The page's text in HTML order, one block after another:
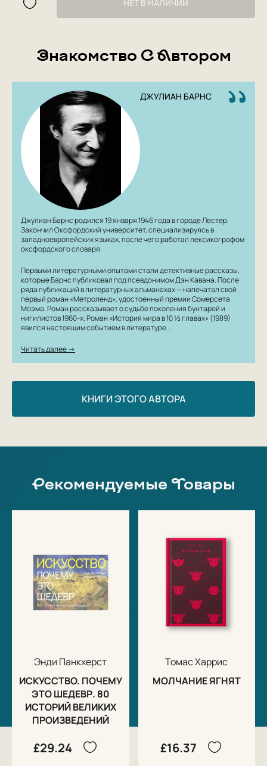
приглашающих читателя проследить путь
традиционно присуще прозе Барнса: великолепное
чувство стиля, виртуозное равновесие едкой иронии и
утонченного лиризма, сарказма на грани цинизма и
веселого озорства. Но еще это собрание тонких,
остроумных и порой неожиданных наблюдений,
дарящих не только литературное удовольствие, но и
богатую пищу для ума.
НЕТ В НАЛИЧИИ
Знакомство С Автором
ДЖУЛИАН БАРНС
Джулиан Барнс родился 19 января 1946 года в городе Лестер.
Закончил Оксфордский университет, специализируясь в
западноевропейских языках, после чего работал лексикографом
оксфордского словаря.
Первыми литературными опытами стали детективные рассказы,
которые Барнс публиковал под псевдонимом Дэн Кавана. После
ряда публикаций в литературных альманахах — напечатал свой
первый роман «Метроленд», удостоенный премии Сомерсета
Моэма. Роман рассказывает о судьбе поколения бунтарей и
нигилистов 1960-х. Роман «История мира в 10 ½ главах» (1989)
явился настоящим событием в литературе.…
Читать далее →
КНИГИ ЭТОГО АВТОРА
Рекомендуемые Товары
Энди Панкхерст
ИСКУССТВО. ПОЧЕМУ
ЭТО ШЕДЕВР. 80
ИСТОРИЙ ВЕЛИКИХ
ПРОИЗВЕДЕНИЙ
£29.24
Томас Харрис
МОЛЧАНИЕ ЯГНЯТ
£16.37